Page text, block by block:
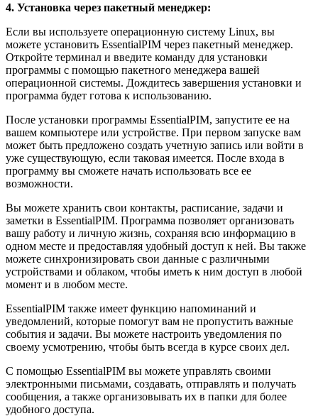
4. Установка через пакетный менеджер:
Если вы используете операционную систему Linux, вы
можете установить EssentialPIM через пакетный менеджер.
Откройте терминал и введите команду для установки
программы с помощью пакетного менеджера вашей
операционной системы. Дождитесь завершения установки и
программа будет готова к использованию.
После установки программы EssentialPIM, запустите ее на
вашем компьютере или устройстве. При первом запуске вам
может быть предложено создать учетную запись или войти в
уже существующую, если таковая имеется. После входа в
программу вы сможете начать использовать все ее
возможности.
Вы можете хранить свои контакты, расписание, задачи и
заметки в EssentialPIM. Программа позволяет организовать
вашу работу и личную жизнь, сохраняя всю информацию в
одном месте и предоставляя удобный доступ к ней. Вы также
можете синхронизировать свои данные с различными
устройствами и облаком, чтобы иметь к ним доступ в любой
момент и в любом месте.
EssentialPIM также имеет функцию напоминаний и
уведомлений, которые помогут вам не пропустить важные
события и задачи. Вы можете настроить уведомления по
своему усмотрению, чтобы быть всегда в курсе своих дел.
С помощью EssentialPIM вы можете управлять своими
электронными письмами, создавать, отправлять и получать
сообщения, а также организовывать их в папки для более
удобного доступа.